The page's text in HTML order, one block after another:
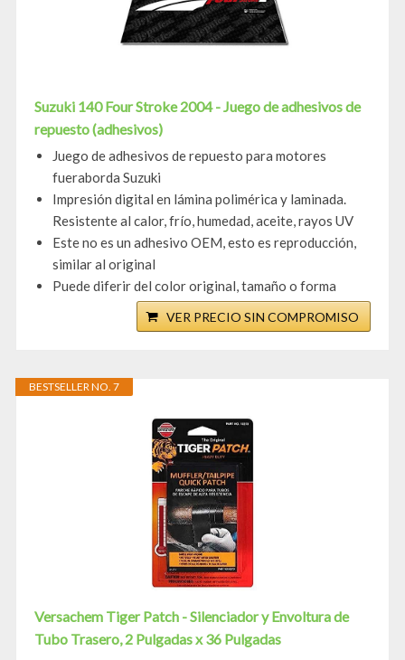
Suzuki 140 Four Stroke 2004 - Juego de adhesivos de
repuesto (adhesivos)
Juego de adhesivos de repuesto para motores
fueraborda Suzuki
Impresión digital en lámina polimérica y laminada.
Resistente al calor, frío, humedad, aceite, rayos UV
Este no es un adhesivo OEM, esto es reproducción,
similar al original
Puede diferir del color original, tamaño o forma
VER PRECIO SIN COMPROMISO
BESTSELLER NO. 7
Versachem Tiger Patch - Silenciador y Envoltura de
Tubo Trasero, 2 Pulgadas x 36 Pulgadas